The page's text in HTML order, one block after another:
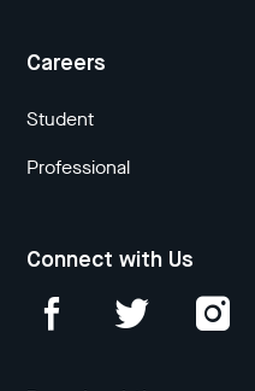
Careers
Student
Professional
Connect with Us